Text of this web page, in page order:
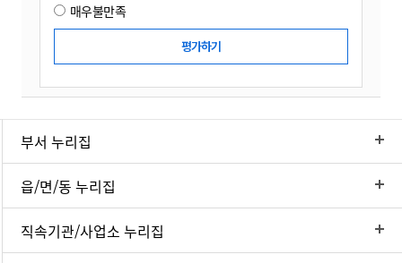
매우불만족
부서 누리집
읍/면/동 누리집
직속기관/사업소 누리집